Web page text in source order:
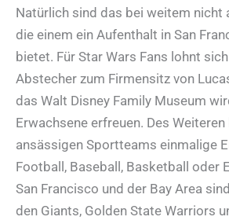
Natürlich sind das bei weitem nicht
die einem ein Aufenthalt in San
bietet. Für Star Wars Fans lohnt
Abstecher zum Firmensitz von
das Walt Disney Family Museum
Erwachsene erfreuen. Des
ansässigen Sportteams einmalige
Football, Baseball, Basketball oder
San Francisco und der Bay Area
den Giants, Golden State Warriors